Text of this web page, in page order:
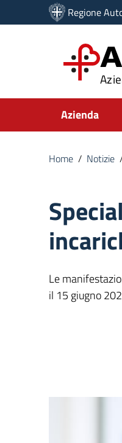
Vai ai contenuti
Vai al menu di
Regione
Submenu
Azienda
Home / Notizie
Le
il 15 giugno